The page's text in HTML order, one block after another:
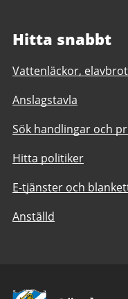
Hitta snabbt
Vattenläckor,
Anslagstavla
Sök handlingar och
Hitta politiker
E-tjänster och
Anställd